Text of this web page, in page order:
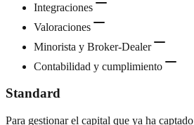
Integraciones
Valoraciones
Minorista y Broker-Dealer
Contabilidad y cumplimiento
Standard
Para gestionar el capital que ya ha captado